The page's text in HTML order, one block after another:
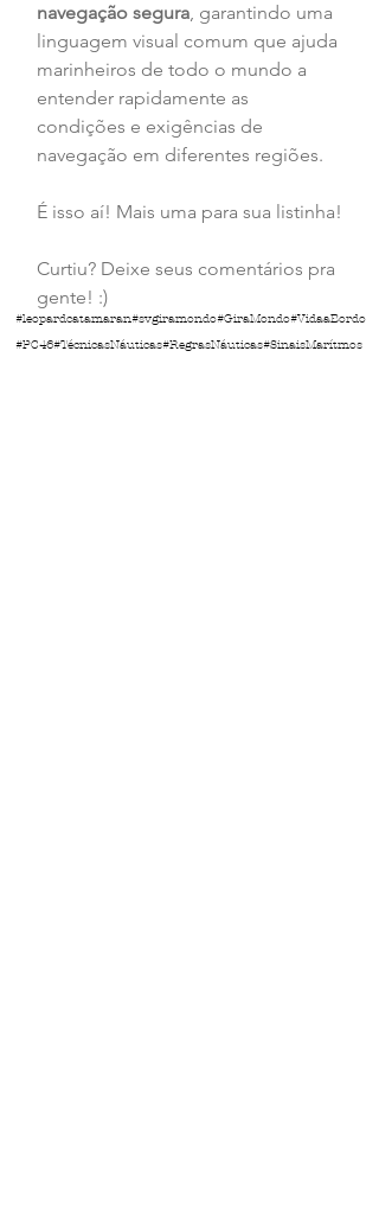
navegação segura, garantindo uma
linguagem visual comum que ajuda
marinheiros de todo o mundo a
entender rapidamente as
condições e exigências de
navegação em diferentes regiões.
É isso aí! Mais uma para sua listinha!
Curtiu? Deixe seus comentários pra
gente! :)
#leopardcatamaran#svgiramondo#GiraMondo#VidaaBordo
#PC46#TécnicasNáuticas#RegrasNáuticas#SinaisMarítmos